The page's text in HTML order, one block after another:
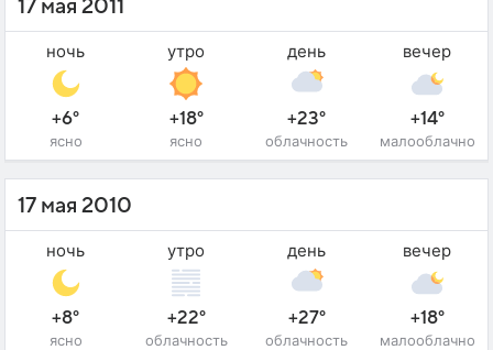
17 мая 2011
ночь
+6°
ясно
утро
+18°
ясно
день
+23°
облачность
вечер
+14°
малооблачно
17 мая 2010
ночь
+8°
ясно
утро
+22°
облачность
день
+27°
облачность
вечер
+18°
малооблачно